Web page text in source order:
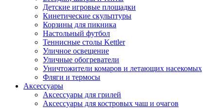
Детские игровые площадки
Кинетические скульптуры
Корзины для пикника
Настольный футбол
Теннисные столы Kettler
Уличное освещение
Уличные обогреватели
Уничтожители комаров и летающих насекомых
Фляги и термосы
Аксессуары
Аксессуары для грилей
Аксессуары для костровых чаш и очагов